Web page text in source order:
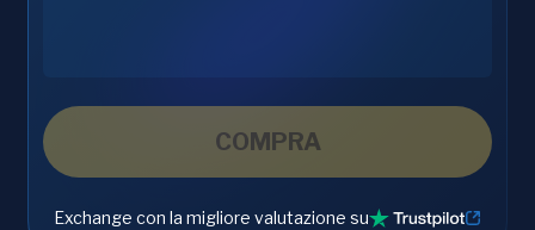
COMPRA
Exchange con la migliore valutazione su